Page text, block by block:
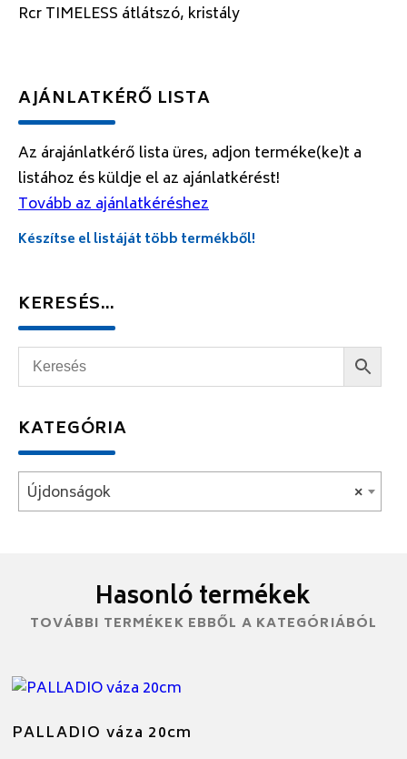
Rcr TIMELESS átlátszó, kristály
AJÁNLATKÉRŐ LISTA
Az árajánlatkérő lista üres, adjon terméke(ke)t a
listához és küldje el az ajánlatkérést!
Tovább az ajánlatkéréshez
Készítse el listáját több termékből!
KERESÉS…
KATEGÓRIA
×
Újdonságok
Hasonló termékek
TOVÁBBI TERMÉKEK EBBŐL A KATEGÓRIÁBÓL
PALLADIO váza 20cm